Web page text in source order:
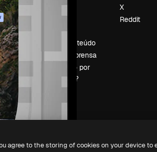
Eventos
Slidesgo
Vender conteúdo
Sala de imprensa
Procurando por
magnific.ai?
X
Reddit
agree to the storing of cookies on your device to